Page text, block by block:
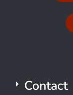
Contact